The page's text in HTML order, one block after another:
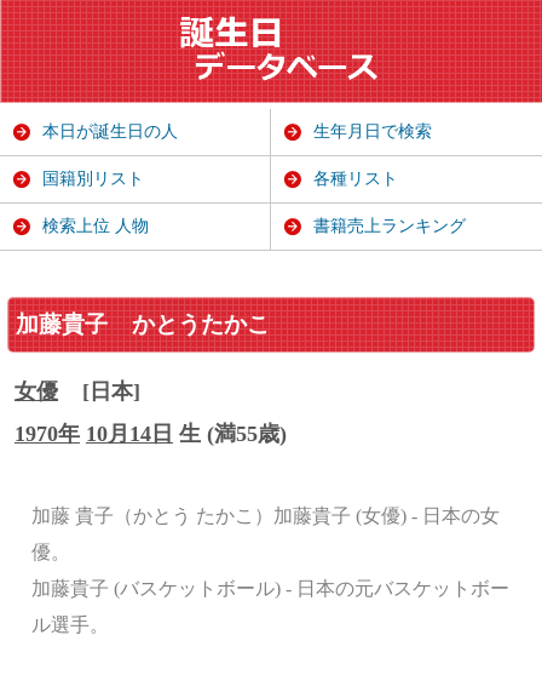
加藤貴子 かとうたかこ
女優
[日本]
1970年 10月14日 生 (満55歳)
加藤 貴子（かとう たかこ）加藤貴子 (女優) - 日本の女
優。
加藤貴子 (バスケットボール) - 日本の元バスケットボー
ル選手。
本日が誕生日の人 生年月日で検索
国籍別リスト 各種リスト
検索上位 人物 書籍売上ランキング